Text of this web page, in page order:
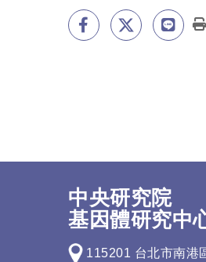
中央研究院
基因體研究中
115201 台北市南港